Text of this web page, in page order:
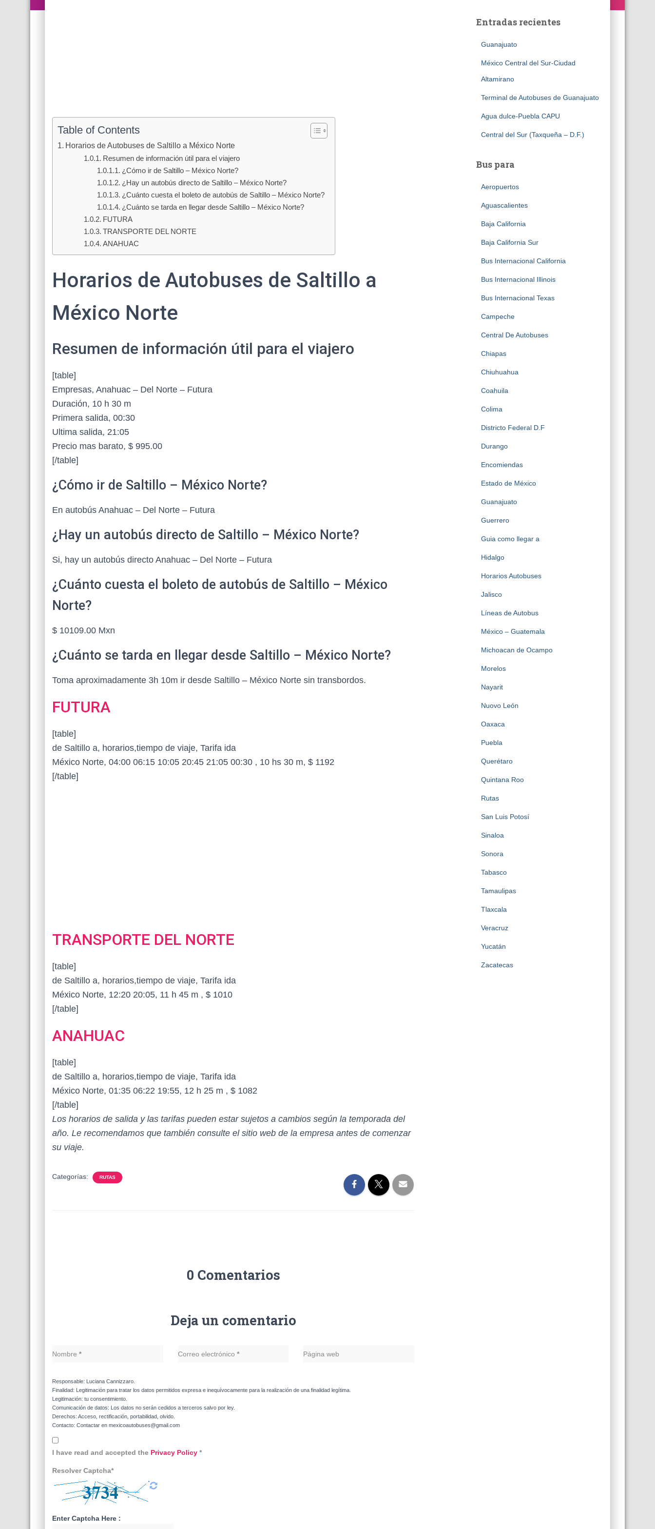
Table of Contents
Horarios de Autobuses de Saltillo a México Norte
Resumen de información útil para el viajero
¿Cómo ir de Saltillo – México Norte?
¿Hay un autobús directo de Saltillo – México Norte?
¿Cuánto cuesta el boleto de autobús de Saltillo – México Norte?
¿Cuánto se tarda en llegar desde Saltillo – México Norte?
FUTURA
TRANSPORTE DEL NORTE
ANAHUAC
Horarios de Autobuses de Saltillo a
México Norte
Resumen de información útil para el viajero
[table]
Empresas, Anahuac – Del Norte – Futura
Duración, 10 h 30 m
Primera salida, 00:30
Ultima salida, 21:05
Precio mas barato, $ 995.00
[/table]
¿Cómo ir de Saltillo – México Norte?
En autobús Anahuac – Del Norte – Futura
¿Hay un autobús directo de Saltillo – México Norte?
Si, hay un autobús directo Anahuac – Del Norte – Futura
¿Cuánto cuesta el boleto de autobús de Saltillo – México
Norte?
$ 10109.00 Mxn
¿Cuánto se tarda en llegar desde Saltillo – México Norte?
Toma aproximadamente 3h 10m ir desde Saltillo – México Norte sin transbordos.
FUTURA
[table]
de Saltillo a, horarios,tiempo de viaje, Tarifa ida
México Norte, 04:00 06:15 10:05 20:45 21:05 00:30 , 10 hs 30 m, $ 1192
[/table]
TRANSPORTE DEL NORTE
[table]
de Saltillo a, horarios,tiempo de viaje, Tarifa ida
México Norte, 12:20 20:05, 11 h 45 m , $ 1010
[/table]
ANAHUAC
[table]
de Saltillo a, horarios,tiempo de viaje, Tarifa ida
México Norte, 01:35 06:22 19:55, 12 h 25 m , $ 1082
[/table]
Los horarios de salida y las tarifas pueden estar sujetos a cambios según la temporada del
año. Le recomendamos que también consulte el sitio web de la empresa antes de comenzar
su viaje.
Categorías: RUTAS
0 Comentarios
Deja un comentario
Nombre * Correo electrónico * Página web
Responsable: Luciana Cannizzaro.
Finalidad: Legitimación para tratar los datos permitidos expresa e inequívocamente para la realización de una finalidad legítima.
Legitimación: tu consentimiento.
Comunicación de datos: Los datos no serán cedidos a terceros salvo por ley.
Derechos: Acceso, rectificación, portabilidad, olvido.
Contacto: Contactar en mexicoautobuses@gmail.com
I have read and accepted the Privacy Policy *
Resolver Captcha*
Enter Captcha Here :
Entradas recientes
Guanajuato
México Central del Sur-Ciudad
Altamirano
Terminal de Autobuses de Guanajuato
Agua dulce-Puebla CAPU
Central del Sur (Taxqueña – D.F.)
Bus para
Aeropuertos
Aguascalientes
Baja California
Baja California Sur
Bus Internacional California
Bus Internacional Illinois
Bus Internacional Texas
Campeche
Central De Autobuses
Chiapas
Chiuhuahua
Coahuila
Colima
Districto Federal D.F
Durango
Encomiendas
Estado de México
Guanajuato
Guerrero
Guia como llegar a
Hidalgo
Horarios Autobuses
Jalisco
Líneas de Autobus
México – Guatemala
Michoacan de Ocampo
Morelos
Nayarit
Nuovo León
Oaxaca
Puebla
Querétaro
Quintana Roo
Rutas
San Luis Potosí
Sinaloa
Sonora
Tabasco
Tamaulipas
Tlaxcala
Veracruz
Yucatán
Zacatecas